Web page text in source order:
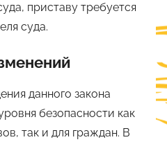
приставу требуется
суда.
данного закона
безопасности как
так и для граждан. В